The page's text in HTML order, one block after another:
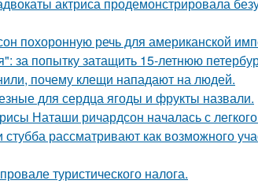
похоронную речь для американской
за попытку затащить 15-летнюю
почему клещи нападают на людей.
для сердца ягоды и фрукты назвали.
Наташи ричардсон началась с
рассматривают как возможного
туристического налога.